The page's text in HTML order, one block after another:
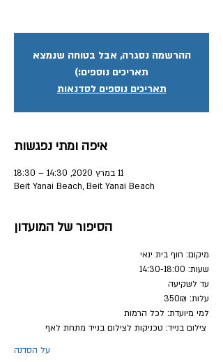
ההרשמה נסגרה, אבל בטוחה שנמצא
תאריכים נוספים:)
תאריכים נוספים לסדנאות
איפה ומתי נפגשות
11 במרץ 2020, 14:30 – 18:30
Beit Yanai Beach, Beit Yanai Beach
הסיפור של המועדון
מיקום: חוף בית ינאי
שעות: 14:30-18:00
עד לשקיעה
עלות: 350₪
למי מיועדת: לכל הרמות
צילום בנייד: טכניקות לצילום בנייד מתחת לאף
על הסדנה